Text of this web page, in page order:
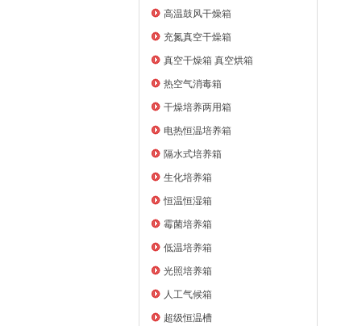
高温鼓风干燥箱
充氮真空干燥箱
真空干燥箱 真空烘箱
热空气消毒箱
干燥培养两用箱
电热恒温培养箱
隔水式培养箱
生化培养箱
恒温恒湿箱
霉菌培养箱
低温培养箱
光照培养箱
人工气候箱
超级恒温槽